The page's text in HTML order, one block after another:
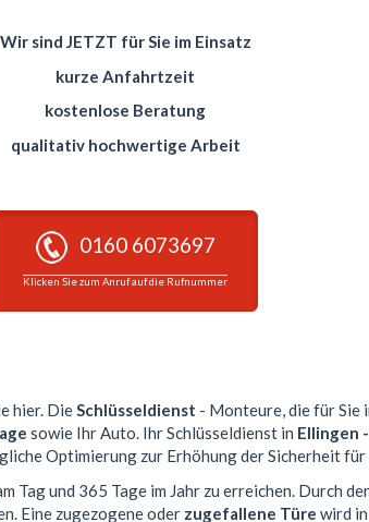
Wir sind JETZT für Sie im Einsatz
kurze Anfahrtzeit
kostenlose Beratung
qualitativ hochwertige Arbeit
0160 6073697
Klicken Sie zum Anruf auf die Rufnummer
hier. DieSchlüsseldienst - Monteure, die für Sie
sowie Ihr Auto. Ihr Schlüsseldienst in Ellingen
Optimierung zur Erhöhung der Sicherheit
Tag und 365 Tage im Jahr zu erreichen. Durch
Eine zugezogene oder zugefallene Türe wird